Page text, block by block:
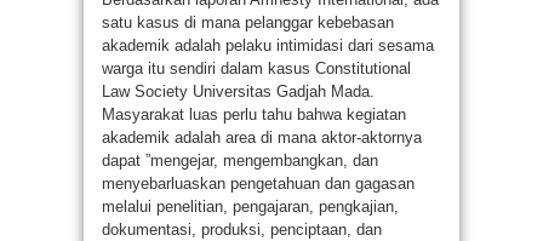
satu kasus di mana pelanggar kebebasan
akademik adalah pelaku intimidasi dari sesama
warga itu sendiri dalam kasus Constitutional
Law Society Universitas Gadjah Mada.
Masyarakat luas perlu tahu bahwa kegiatan
akademik adalah area di mana aktor-aktornya
dapat ”mengejar, mengembangkan, dan
menyebarluaskan pengetahuan dan gagasan
melalui penelitian, pengajaran, pengkajian,
dokumentasi, produksi, penciptaan, dan